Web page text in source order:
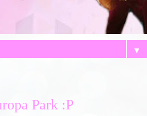
▼
Park :P